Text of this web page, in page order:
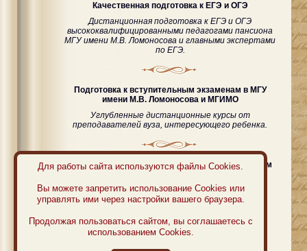
Качественная подготовка к ЕГЭ и ОГЭ
Дистанционная подготовка к ЕГЭ и ОГЭ
высококвалифицированными педагогами пансиона
МГУ имени М.В. Ломоносова и главными экспертами
по ЕГЭ.
Подготовка к вступительным экзаменам в МГУ
имени М.В. Ломоносова и МГИМО
Углубленные дистанционные курсы от
преподавателей вуза, интересующего ребенка.
Подготовка ко Всероссийским и Международным
олимпиадам
Дистанционная подготовка к олимпиадам с
тренерами сборной Москвы и России.
Для работы сайта используются файлы Cookies.
Вы можете запретить использование Cookies или
управлять ими через настройки вашего браузера.
Продолжая пользоваться сайтом, вы соглашаетесь с
использованием Cookies.